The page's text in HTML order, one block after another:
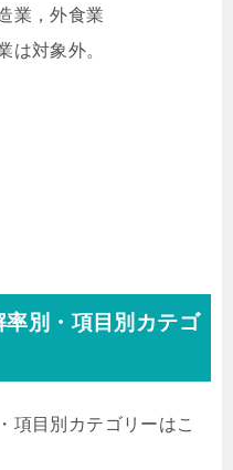
業，外食業
は対象外。
別・項目別カテゴ
項目別カテゴリーはこ